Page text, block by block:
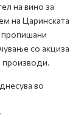
на вино за
на Царинската
со акциза
производи.
во